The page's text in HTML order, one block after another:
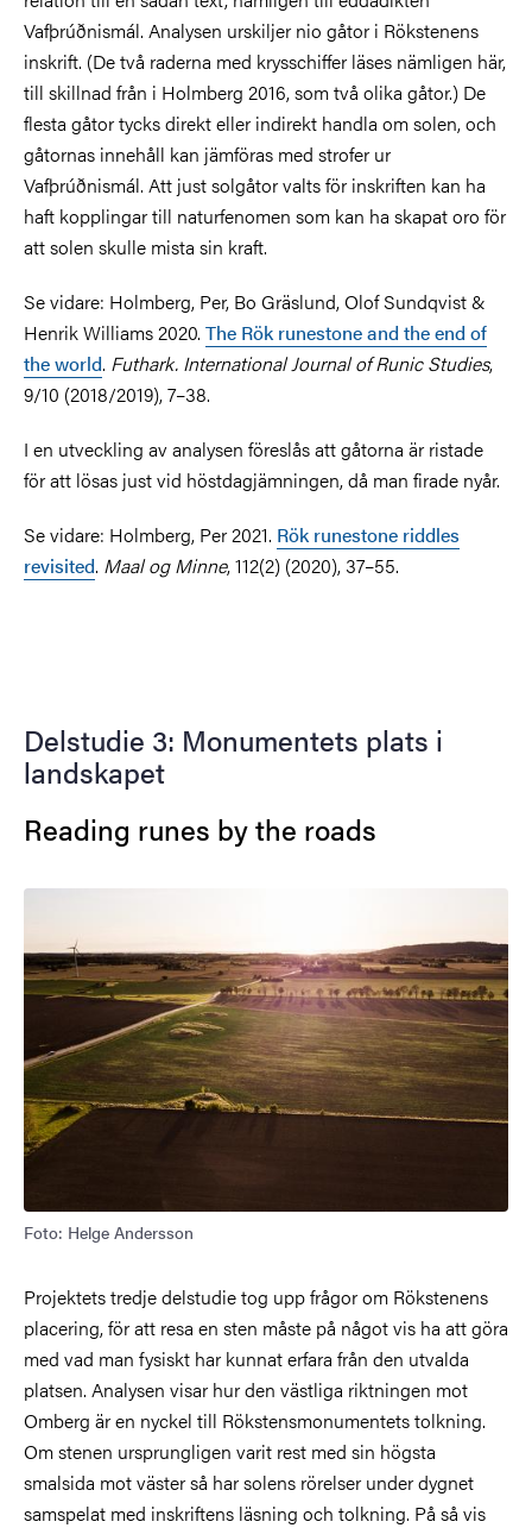
Vafþrúðnismál. Analysen urskiljer nio gåtor i Rökstenens
inskrift. (De två raderna med krysschiffer läses nämligen här,
till skillnad från i Holmberg 2016, som två olika gåtor.) De
flesta gåtor tycks direkt eller indirekt handla om solen, och
gåtornas innehåll kan jämföras med strofer ur
Vafþrúðnismál. Att just solgåtor valts för inskriften kan ha
haft kopplingar till naturfenomen som kan ha skapat oro för
att solen skulle mista sin kraft.
Se vidare: Holmberg, Per, Bo Gräslund, Olof Sundqvist &
Henrik Williams 2020. The Rök runestone and the end of
the world. Futhark. International Journal of Runic Studies,
9/10 (2018/2019), 7–38.
I en utveckling av analysen föreslås att gåtorna är ristade
för att lösas just vid höstdagjämningen, då man firade nyår.
Se vidare: Holmberg, Per 2021. Rök runestone riddles
revisited. Maal og Minne, 112(2) (2020), 37–55.
Delstudie 3: Monumentets plats i
landskapet
Reading runes by the roads
Bild
Foto: Helge Andersson
Projektets tredje delstudie tog upp frågor om Rökstenens
placering, för att resa en sten måste på något vis ha att göra
med vad man fysiskt har kunnat erfara från den utvalda
platsen. Analysen visar hur den västliga riktningen mot
Omberg är en nyckel till Rökstensmonumentets tolkning.
Om stenen ursprungligen varit rest med sin högsta
smalsida mot väster så har solens rörelser under dygnet
samspelat med inskriftens läsning och tolkning. På så vis